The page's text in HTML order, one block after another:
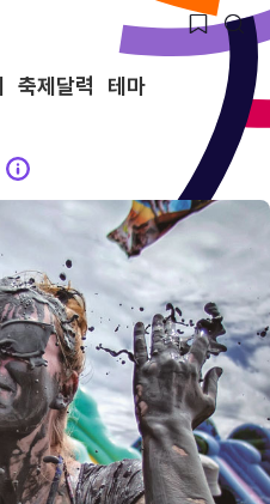
축제달력 테마